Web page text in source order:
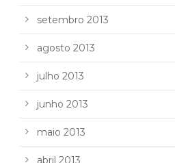
setembro 2013
agosto 2013
julho 2013
junho 2013
maio 2013
abril 2013